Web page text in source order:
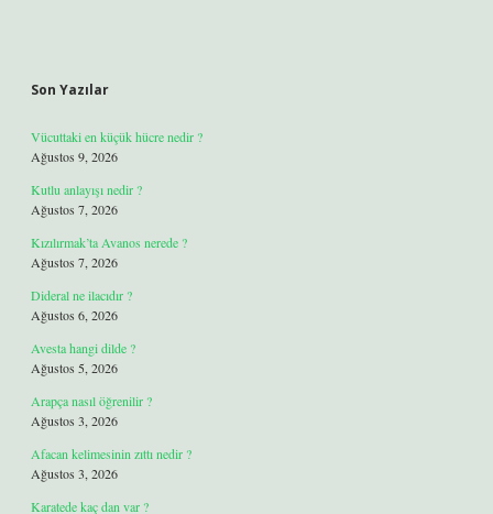
Son Yazılar
Vücuttaki en küçük hücre nedir ?
Ağustos 9, 2026
Kutlu anlayışı nedir ?
Ağustos 7, 2026
Kızılırmak’ta Avanos nerede ?
Ağustos 7, 2026
Dideral ne ilacıdır ?
Ağustos 6, 2026
Avesta hangi dilde ?
Ağustos 5, 2026
Arapça nasıl öğrenilir ?
Ağustos 3, 2026
Afacan kelimesinin zıttı nedir ?
Ağustos 3, 2026
Karatede kaç dan var ?